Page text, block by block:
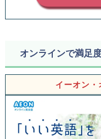
オンラインで満足
イーオン・